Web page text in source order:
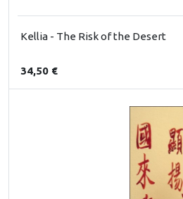
Kellia - The Risk of the Desert
34,50 €